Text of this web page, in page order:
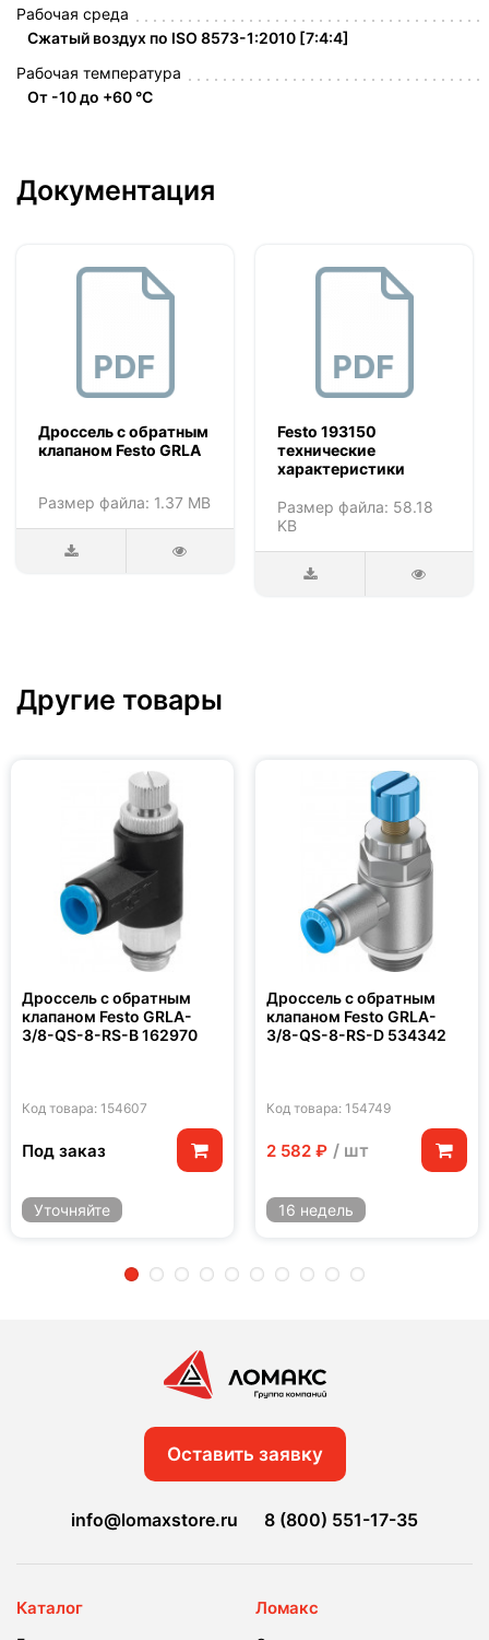
Рабочая среда
Сжатый воздух по ISO 8573-1:2010 [7:4:4]
Рабочая температура
От -10 до +60 °C
Документация
Дроссель с обратным
клапаном Festo GRLA
Размер файла: 1.37 MB
Festo 193150
технические
характеристики
Размер файла: 58.18
KB
Другие товары
Дроссель с обратным
клапаном Festo GRLA-
3/8-QS-8-RS-B 162970
Код товара: 154607
Под заказ
Уточняйте
Дроссель с обратным
клапаном Festo GRLA-
3/8-QS-8-RS-D 534342
Код товара: 154749
2 582 ₽ / шт
16 недель
Оставить заявку
info@lomaxstore.ru 8 (800) 551-17-35
Каталог Ломакс